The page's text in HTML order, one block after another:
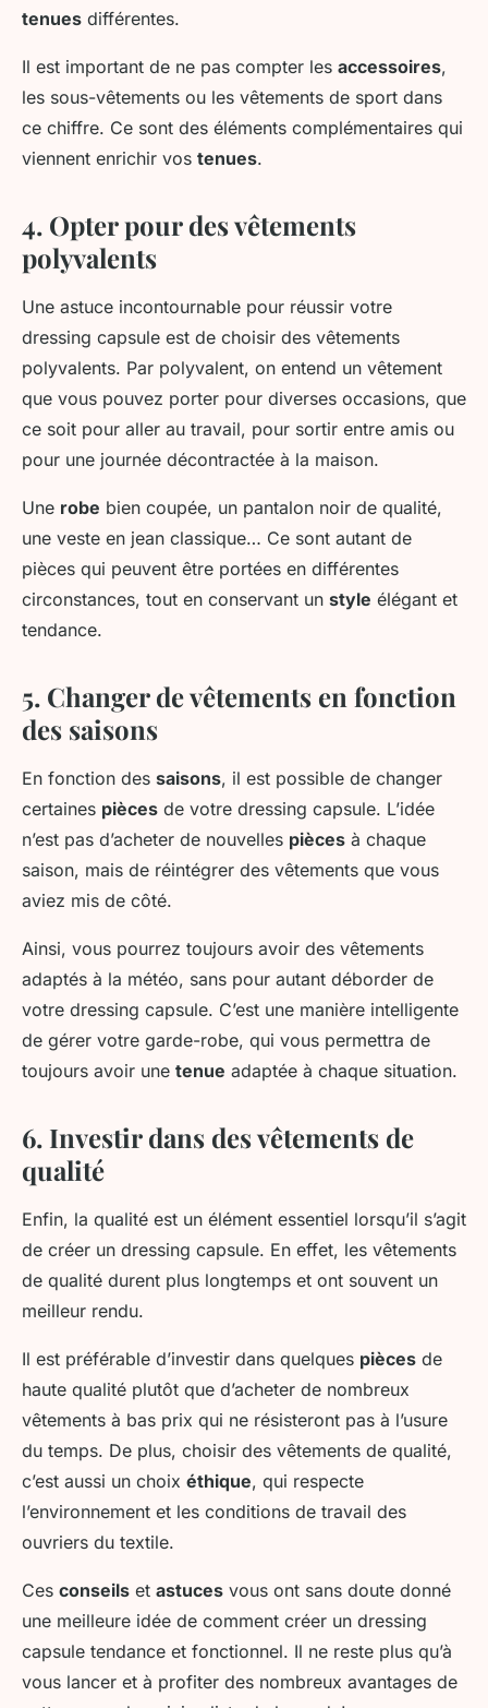
tenues différentes.
Il est important de ne pas compter les accessoires,
les sous-vêtements ou les vêtements de sport dans
ce chiffre. Ce sont des éléments complémentaires qui
viennent enrichir vos tenues.
4. Opter pour des vêtements
polyvalents
Une astuce incontournable pour réussir votre
dressing capsule est de choisir des vêtements
polyvalents. Par polyvalent, on entend un vêtement
que vous pouvez porter pour diverses occasions, que
ce soit pour aller au travail, pour sortir entre amis ou
pour une journée décontractée à la maison.
Une robe bien coupée, un pantalon noir de qualité,
une veste en jean classique… Ce sont autant de
pièces qui peuvent être portées en différentes
circonstances, tout en conservant un style élégant et
tendance.
5. Changer de vêtements en fonction
des saisons
En fonction des saisons, il est possible de changer
certaines pièces de votre dressing capsule. L’idée
n’est pas d’acheter de nouvelles pièces à chaque
saison, mais de réintégrer des vêtements que vous
aviez mis de côté.
Ainsi, vous pourrez toujours avoir des vêtements
adaptés à la météo, sans pour autant déborder de
votre dressing capsule. C’est une manière intelligente
de gérer votre garde-robe, qui vous permettra de
toujours avoir une tenue adaptée à chaque situation.
6. Investir dans des vêtements de
qualité
Enfin, la qualité est un élément essentiel lorsqu’il s’agit
de créer un dressing capsule. En effet, les vêtements
de qualité durent plus longtemps et ont souvent un
meilleur rendu.
Il est préférable d’investir dans quelques pièces de
haute qualité plutôt que d’acheter de nombreux
vêtements à bas prix qui ne résisteront pas à l’usure
du temps. De plus, choisir des vêtements de qualité,
c’est aussi un choix éthique, qui respecte
l’environnement et les conditions de travail des
ouvriers du textile.
Ces conseils et astuces vous ont sans doute donné
une meilleure idée de comment créer un dressing
capsule tendance et fonctionnel. Il ne reste plus qu’à
vous lancer et à profiter des nombreux avantages de